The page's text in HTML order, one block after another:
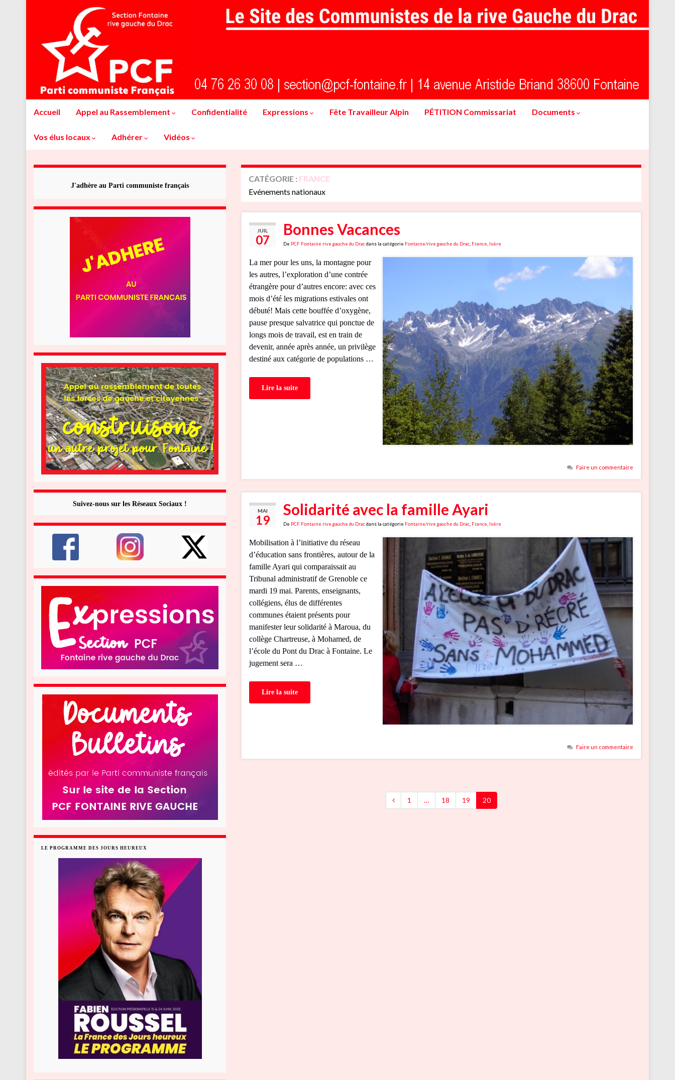
Accueil Appel au Rassemblement Confidentialité Expressions Fête Travailleur Alpin PÉTITION Commissariat Documents
Vos élus locaux Adhérer Vidéos
CATÉGORIE : FRANCE
Evénements nationaux
JUIL
07
Bonnes Vacances
De PCF Fontaine rive gauche du Dracdans la catégorie Fontaine/rive gauche du Drac France Isère
La mer pour les uns, la montagne pour
les autres, l’exploration d’une contrée
étrangère pour d’autres encore: avec ces
mois d’été les migrations estivales ont
débuté! Mais cette bouffée d’oxygène,
pause presque salvatrice qui ponctue de
longs mois de travail, est en train de
devenir, année après année, un privilège
destiné aux catégorie de populations …
Lire la suite
Faire un commentaire
MAI
19
Solidarité avec la famille Ayari
De PCF Fontaine rive gauche du Dracdans la catégorie Fontaine/rive gauche du Drac France Isère
Mobilisation à l’initiative du réseau
d’éducation sans frontières, autour de la
famille Ayari qui comparaissait au
Tribunal administratif de Grenoble ce
mardi 19 mai. Parents, enseignants,
collégiens, élus de différentes
communes étaient présents pour
manifester leur solidarité à Maroua, du
collège Chartreuse, à Mohamed, de
l’école du Pont du Drac à Fontaine. Le
jugement sera …
Lire la suite
Faire un commentaire
1 … 18 19 20
J'adhère au Parti communiste français
Suivez-nous sur les Réseaux Sociaux !
LE PROGRAMME DES JOURS HEUREUX